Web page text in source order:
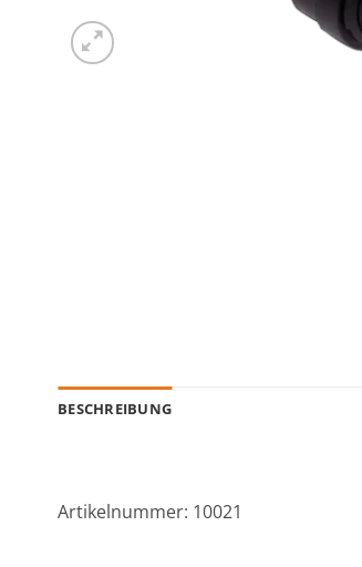
BESCHREIBUNG
Artikelnummer: 10021